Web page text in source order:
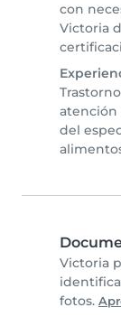
con
Victoria
atención
del
Victoria
fotos.